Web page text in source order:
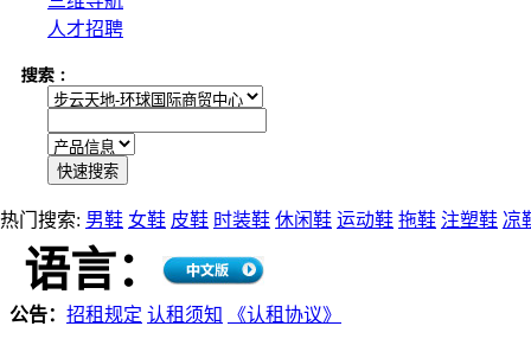
人才招聘
热门搜索: 男鞋 女鞋 皮鞋 时装鞋 休闲鞋 运动鞋 拖鞋 注塑鞋 凉
语言：
公告： 招租规定 认租须知 《认租协议》